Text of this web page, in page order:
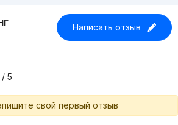
Написать отзыв
5
свой первый отзыв